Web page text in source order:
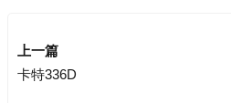
上一篇
卡特336D